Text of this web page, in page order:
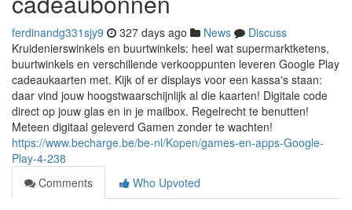
ferdinandg331sjy9 327 days ago News
Discuss
Kruidenierswinkels en buurtwinkels: heel wat supermarktketens,
buurtwinkels en verschillende verkooppunten leveren Google Play
cadeaukaarten met. Kijk of er displays voor een kassa's staan:
daar vind jouw hoogstwaarschijnlijk al die kaarten! Digitale code
direct op jouw glas en in je mailbox. Regelrecht te benutten!
Meteen digitaal geleverd Gamen zonder te wachten!
https://www.becharge.be/be-nl/Kopen/games-en-apps-Google-
Play-4-238
Comments
Who Upvoted